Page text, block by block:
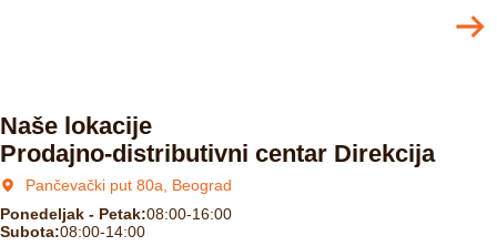
Naše lokacije
Prodajno-distributivni centar Direkcija
Pančevački put 80a, Beograd
Ponedeljak - Petak:08:00-16:00
Subota:08:00-14:00